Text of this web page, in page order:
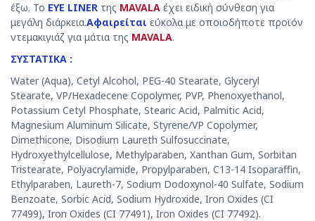
έξω. Το EYE LINER της MAVALA έχει ειδική σύνθεση για
μεγάλη διάρκεια.Αφαιρείται εύκολα με οποιοδήποτε προϊόν
ντεμακιγιάζ για μάτια της MAVALA.
ΣΥΣΤΑΤΙΚΑ :
Water (Aqua), Cetyl Alcohol, PEG-40 Stearate, Glyceryl
Stearate, VP/Hexadecene Copolymer, PVP, Phenoxyethanol,
Potassium Cetyl Phosphate, Stearic Acid, Palmitic Acid,
Magnesium Aluminum Silicate, Styrene/VP Copolymer,
Dimethicone, Disodium Laureth Sulfosuccinate,
Hydroxyethylcellulose, Methylparaben, Xanthan Gum, Sorbitan
Tristearate, Polyacrylamide, Propylparaben, C13-14 Isoparaffin,
Ethylparaben, Laureth-7, Sodium Dodoxynol-40 Sulfate, Sodium
Benzoate, Sorbic Acid, Sodium Hydroxide, Iron Oxides (CI
77499), Iron Oxides (CI 77491), Iron Oxides (CI 77492).